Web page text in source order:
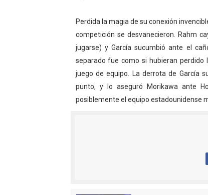
Perdida la magia de su conexión
competición se desvanecieron. Rahm
jugarse) y García sucumbió ante el
separado fue como si hubieran
juego de equipo. La derrota de García
punto, y lo aseguró Morikawa ante
posiblemente el equipo estadounidense